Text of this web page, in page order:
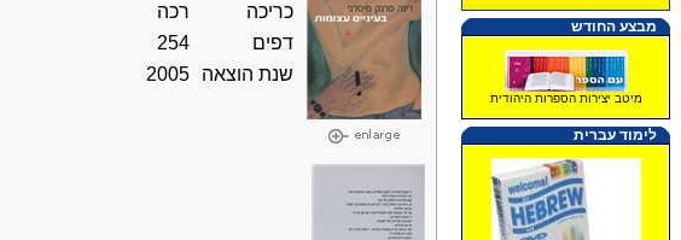
מבצע החודש
מיטב יצירות הספרות היהודית
לימוד עברית
כריכה
רכה
דפים
254
שנת הוצאה
2005